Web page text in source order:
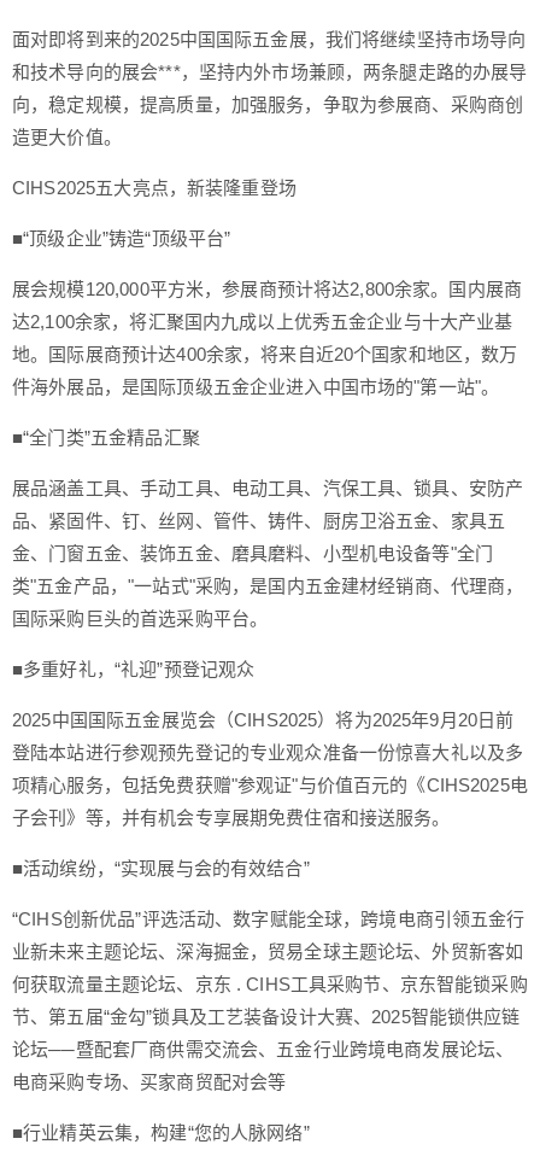
面对即将到来的2025中国国际五金展，我们将继续坚持市场导向
和技术导向的展会***，坚持内外市场兼顾，两条腿走路的办展导
向，稳定规模，提高质量，加强服务，争取为参展商、采购商创
造更大价值。
CIHS2025五大亮点，新装隆重登场
■“顶级企业”铸造“顶级平台”
展会规模120,000平方米，参展商预计将达2,800余家。国内展商
达2,100余家，将汇聚国内九成以上优秀五金企业与十大产业基
地。国际展商预计达400余家，将来自近20个国家和地区，数万
件海外展品，是国际顶级五金企业进入中国市场的"第一站"。
■“全门类”五金精品汇聚
展品涵盖工具、手动工具、电动工具、汽保工具、锁具、安防产
品、紧固件、钉、丝网、管件、铸件、厨房卫浴五金、家具五
金、门窗五金、装饰五金、磨具磨料、小型机电设备等"全门
类"五金产品，"一站式"采购，是国内五金建材经销商、代理商，
国际采购巨头的首选采购平台。
■多重好礼，“礼迎”预登记观众
2025中国国际五金展览会（CIHS2025）将为2025年9月20日前
登陆本站进行参观预先登记的专业观众准备一份惊喜大礼以及多
项精心服务，包括免费获赠"参观证"与价值百元的《CIHS2025电
子会刊》等，并有机会专享展期免费住宿和接送服务。
■活动缤纷，“实现展与会的有效结合”
“CIHS创新优品”评选活动、数字赋能全球，跨境电商引领五金行
业新未来主题论坛、深海掘金，贸易全球主题论坛、外贸新客如
何获取流量主题论坛、京东 . CIHS工具采购节、京东智能锁采购
节、第五届“金勾”锁具及工艺装备设计大赛、2025智能锁供应链
论坛──暨配套厂商供需交流会、五金行业跨境电商发展论坛、
电商采购专场、买家商贸配对会等
■行业精英云集，构建“您的人脉网络”